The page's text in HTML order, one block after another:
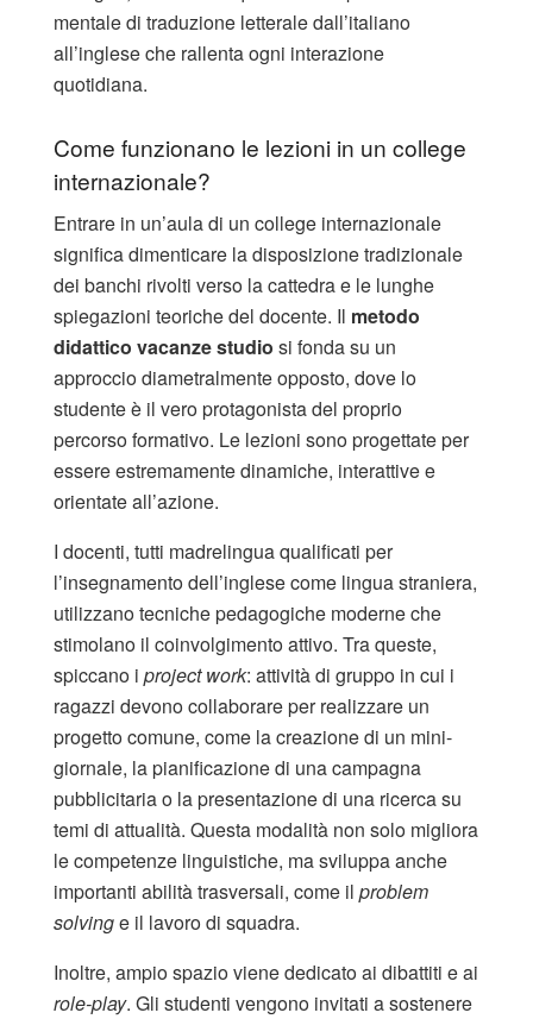
mentale di traduzione letterale dall’italiano
all’inglese che rallenta ogni interazione
quotidiana.
Come funzionano le lezioni in un college
internazionale?
Entrare in un’aula di un college internazionale
significa dimenticare la disposizione tradizionale
dei banchi rivolti verso la cattedra e le lunghe
spiegazioni teoriche del docente. Il metodo
didattico vacanze studio si fonda su un
approccio diametralmente opposto, dove lo
studente è il vero protagonista del proprio
percorso formativo. Le lezioni sono progettate per
essere estremamente dinamiche, interattive e
orientate all’azione.
I docenti, tutti madrelingua qualificati per
l’insegnamento dell’inglese come lingua straniera,
utilizzano tecniche pedagogiche moderne che
stimolano il coinvolgimento attivo. Tra queste,
spiccano i project work: attività di gruppo in cui i
ragazzi devono collaborare per realizzare un
progetto comune, come la creazione di un mini-
giornale, la pianificazione di una campagna
pubblicitaria o la presentazione di una ricerca su
temi di attualità. Questa modalità non solo migliora
le competenze linguistiche, ma sviluppa anche
importanti abilità trasversali, come il problem
solvinge il lavoro di squadra.
Inoltre, ampio spazio viene dedicato ai dibattiti e ai
role-play. Gli studenti vengono invitati a sostenere